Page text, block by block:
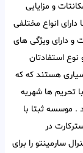
و مزایایی
انواع مختلفی
و دارای ویژگی های
استفادتان
هستند که که
تحریم ها شهریه
. موسسه ثبتا با
و مسترکارت در
سارمینتو را برای